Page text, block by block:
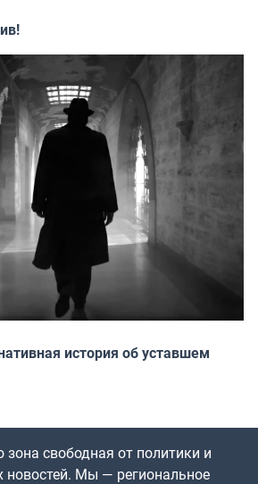
история об уставшем
зона свободная от политики и
новостей. Мы — региональное